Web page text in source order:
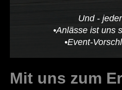
Und -
•Anlässe ist uns so
•Event-
Mit uns zum